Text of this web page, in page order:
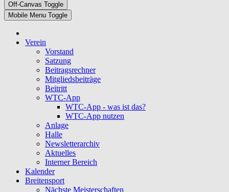
Off-Canvas Toggle
Mobile Menu Toggle
Verein
Vorstand
Satzung
Beitragsrechner
Mitgliedsbeiträge
Beitritt
WTC-App
WTC-App - was ist das?
WTC-App nutzen
Anlage
Halle
Newsletterarchiv
Aktuelles
Interner Bereich
Kalender
Breitensport
Nächste Meisterschaften